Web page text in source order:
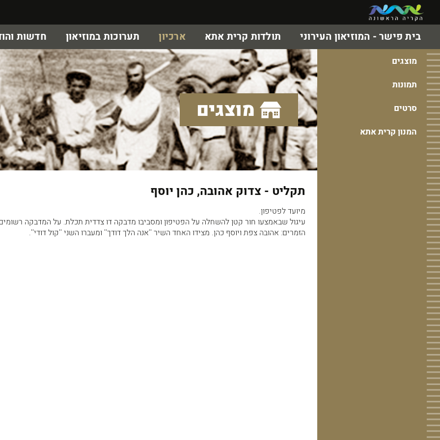
בית פישר - המוזיאון העירוני תולדות קרית אתא ארכיון תערוכות במוזיאון חדשות
מוצגים
תמונות
סרטים
המנון קרית אתא
מוצגים
תקליט - צדוק אהובה, כהן יוסף
מיועד לפטיפון.
עיגול שבאמצעו חור קטן להשחלה על הפטיפון ומסביבו מדבקה דו צדדית תכלת. על המדבקה
הזמרים: אהובה צפת ויוסף כהן. מצידו האחד השיר ''אנה הלך דודך'' ומעברו השני ''קול דודי''.